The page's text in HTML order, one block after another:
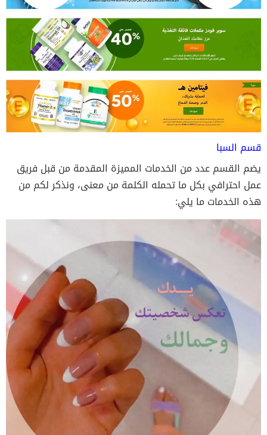
قسم السبا
يضم القسم عدد من الخدمات المميزة المقدمة من قبل فريق
عمل احترافي بكل ما تحمله الكلمة من معنى، ونذكر لكم من
هذه الخدمات ما يلي: